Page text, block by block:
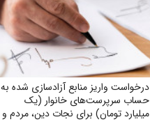
درخواست واریز منابع آزادسازی شده به
حساب سرپرست‌های خانوار (یک
میلیارد تومان) برای نجات دین، مردم و